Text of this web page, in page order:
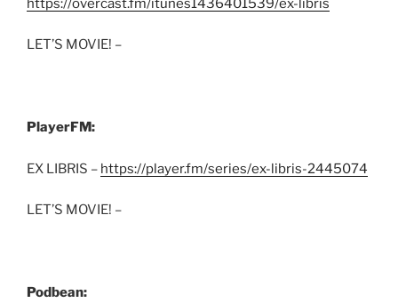
https://overcast.fm/itunes1436401539/ex-libris
LET’S MOVIE! –
PlayerFM:
EX LIBRIS – https://player.fm/series/ex-libris-2445074
LET’S MOVIE! –
Podbean: